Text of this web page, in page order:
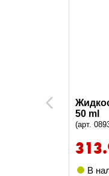
Previous
50 ml
(арт.
В